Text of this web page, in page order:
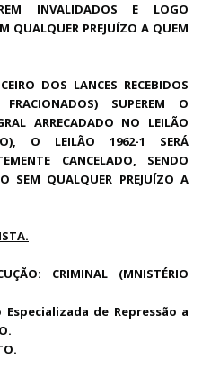
INVALIDADOS E LOGO
QUALQUER PREJUÍZO A QUEM
DOS LANCES RECEBIDOS
SUPEREM O
ARRECADADO NO LEILÃO
O LEILÃO 1962-1 SERÁ
CANCELADO, SENDO
SEM QUALQUER PREJUÍZO A
CRIMINAL (MNISTÉRIO
Especializada de Repressão a
TO.